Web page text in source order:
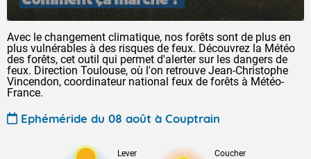
Avec le changement climatique, nos forêts sont de plus en
plus vulnérables à des risques de feux. Découvrez la Météo
des forêts, cet outil qui permet d'alerter sur les dangers de
feux. Direction Toulouse, où l'on retrouve Jean-Christophe
Vincendon, coordinateur national feux de forêts à Météo-
France.
Ephéméride du 08 août à Couptrain
Lever Coucher